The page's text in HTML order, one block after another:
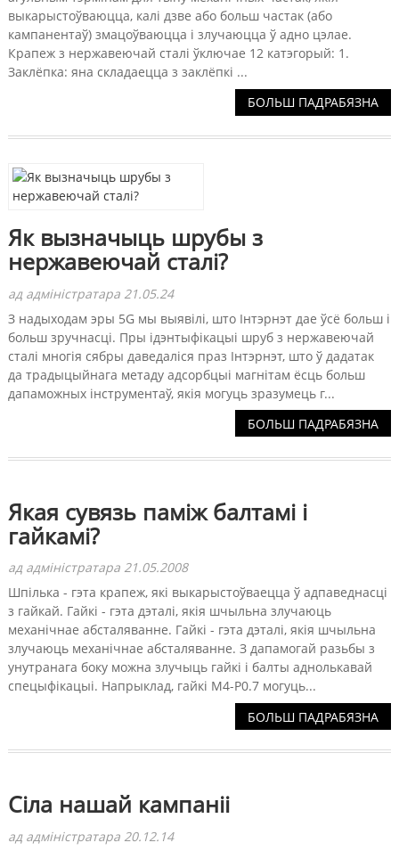
выкарыстоўваюцца, калі дзве або больш частак (або
кампанентаў) змацоўваюцца і злучаюцца ў адно цэлае.
Крапеж з нержавеючай сталі ўключае 12 катэгорый: 1.
Заклёпка: яна складаецца з заклёпкі ...
БОЛЬШ ПАДРАБЯЗНА
Як вызначыць шрубы з
нержавеючай сталі?
ад адміністратара 21.05.24
З надыходам эры 5G мы выявілі, што Інтэрнэт дае ўсё больш і
больш зручнасці. Пры ідэнтыфікацыі шруб з нержавеючай
сталі многія сябры даведаліся праз Інтэрнэт, што ў дадатак
да традыцыйнага метаду адсорбцыі магнітам ёсць больш
дапаможных інструментаў, якія могуць зразумець г...
БОЛЬШ ПАДРАБЯЗНА
Якая сувязь паміж балтамі і
гайкамі?
ад адміністратара 21.05.2008
Шпілька - гэта крапеж, які выкарыстоўваецца ў адпаведнасці
з гайкай. Гайкі - гэта дэталі, якія шчыльна злучаюць
механічнае абсталяванне. Гайкі - гэта дэталі, якія шчыльна
злучаюць механічнае абсталяванне. З дапамогай разьбы з
унутранага боку можна злучыць гайкі і балты аднолькавай
спецыфікацыі. Напрыклад, гайкі M4-P0.7 могуць...
БОЛЬШ ПАДРАБЯЗНА
Сіла нашай кампаніі
ад адміністратара 20.12.14